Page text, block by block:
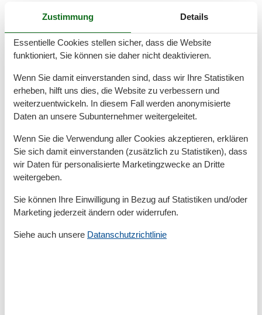
Vorteile eines strandnahen Bungalows
Ein Bungalow bietet Privatsphäre, Komfort und
Unabhängigkeit. Anders als in Hotels oder Pensionen
Wohlfühlatmosphäre. In einem strandnahen Bungalow
in Zinnowitz profitieren Sie zudem davon, dass Sie in
wenigen Minuten zu Fuß am Wasser sind. Ideal für
spontane Badeausflüge oder romantische
Sonnenuntergänge direkt am Meer.
Ausstattung und Komfort – was Sie
erwarten dürfen
modern eingerichtet und bieten Platz für Paare
Zustimmung Details
Essentielle Cookies stellen sicher, dass die Website
funktioniert, Sie können sie daher nicht deaktivieren.
Wenn Sie damit einverstanden sind, dass wir Ihre Statistiken
erheben, hilft uns dies, die Website zu verbessern und
weiterzuentwickeln. In diesem Fall werden anonymisierte
Daten an unsere Subunternehmer weitergeleitet.
Wenn Sie die Verwendung aller Cookies akzeptieren, erklären
Sie sich damit einverstanden (zusätzlich zu Statistiken), dass
wir Daten für personalisierte Marketingzwecke an Dritte
weitergeben.
Sie können Ihre Einwilligung in Bezug auf Statistiken und/oder
Marketing jederzeit ändern oder widerrufen.
Siehe auch unsere Datanschutzrichtlinie